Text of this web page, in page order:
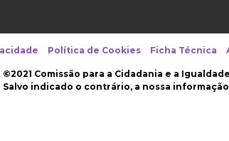
Política de Cookies Ficha Técnica
©2021 Comissão para a Cidadania e a
Salvo indicado o contrário, a nossa